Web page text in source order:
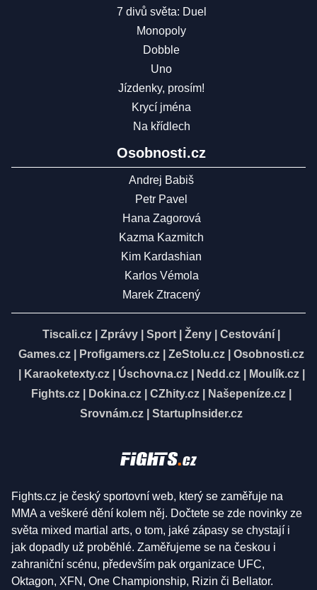
7 divů světa: Duel
Monopoly
Dobble
Uno
Jízdenky, prosím!
Krycí jména
Na křídlech
Osobnosti.cz
Andrej Babiš
Petr Pavel
Hana Zagorová
Kazma Kazmitch
Kim Kardashian
Karlos Vémola
Marek Ztracený
Tiscali.cz Zprávy Sport Ženy Cestování
Games.cz
Profigamers.cz ZeStolu.cz
Osobnosti.cz
Karaoketexty.cz| Úschovna.cz| Nedd.cz| Moulík.cz|
Fights.cz
Dokina.cz CZhity.cz Našepeníze.cz
Srovnám.cz
StartupInsider.cz
Fights.cz je český sportovní web, který se zaměřuje na
MMA a veškeré dění kolem něj. Dočtete se zde novinky ze
světa mixed martial arts, o tom, jaké zápasy se chystají i
jak dopadly už proběhlé. Zaměřujeme se na českou i
zahraniční scénu, především pak organizace UFC,
Oktagon, XFN, One Championship, Rizin či Bellator.